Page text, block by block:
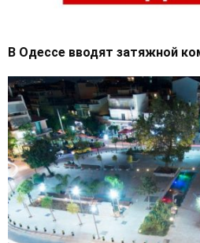
В Одессе вводят затяжной